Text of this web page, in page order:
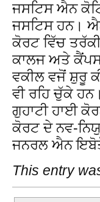
ਜਸਟਿਸ ਐਨ
ਜਸਟਿਸ ਹਨ।
ਕੋਰਟ ਵਿੱਚ
ਕਾਲਜ ਅਤੇ
ਵਕੀਲ ਵਜੋਂ ਸ਼ੁਰੂ
ਵੀ ਰਹਿ ਚੁੱਕੇ
ਗੁਹਾਟੀ ਹਾਈ
ਕੋਰਟ ਦੇ ਨਵ-
ਜਨਰਲ ਐਨ
This entry